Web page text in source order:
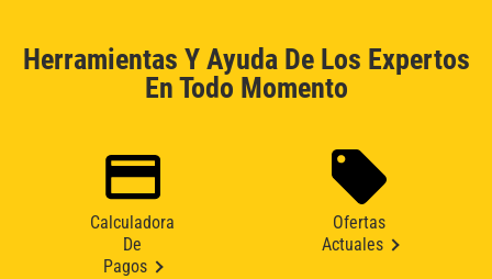
Herramientas Y Ayuda De Los Expertos
En Todo Momento
Calculadora
De
Pagos
Ofertas
Actuales